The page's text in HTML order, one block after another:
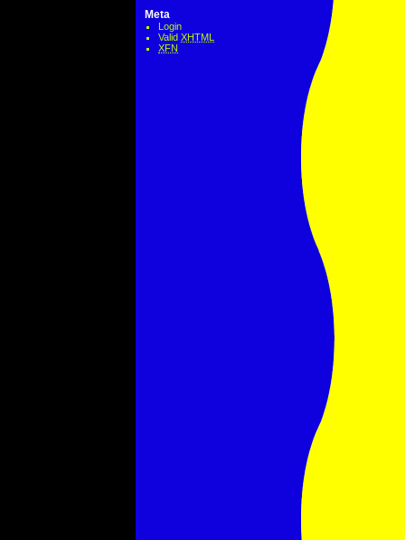
Meta
Login
Valid XHTML
XFN